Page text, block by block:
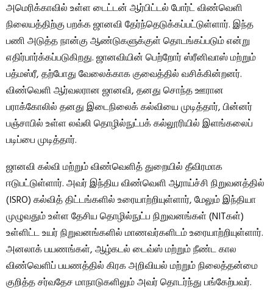
அமெரிக்காவில் உள்ள டைட்டன் ஆர்பிட்டல் போர்ட் விண்வெளி
நிலையத்திற்கு பறக்க ஜானவி தேர்ந்தெடுக்கப்பட்டுள்ளார். இந்த
பணி அடுத்த நான்கு ஆண்டுகளுக்குள் தொடங்கப்படும் என்று
எதிர்பார்க்கப்படுகிறது. ஜானவியின் பெற்றோர் ஸ்ரீனிவாஸ் மற்றும்
பத்மஸ்ரீ, தற்போது வேலைக்காக குவைத்தில் வசிக்கின்றனர்.
விண்வெளி ஆர்வலரான ஜானவி, தனது சொந்த ஊரான
பராக்கோலில் தனது இடைநிலைக் கல்வியை முடித்தார், பின்னர்
பஞ்சாபில் உள்ள லவ்லி தொழில்நுட்பக் கல்லூரியில் இளங்கலைப்
படிப்பை முடித்தார்.
ஜானவி கல்வி மற்றும் விண்வெளித் துறையில் தீவிரமாக
ஈடுபட்டுள்ளார். அவர் இந்திய விண்வெளி ஆராய்ச்சி நிறுவனத்தில்
(ISRO) கல்வித் திட்டங்களில் உரையாற்றியுள்ளார், மேலும் இந்தியா
முழுவதும் உள்ள தேசிய தொழில்நுட்ப நிறுவனங்கள் (NITகள்)
உள்ளிட்ட உயர் நிறுவனங்களில் மாணவர்களிடம் உரையாற்றியுள்ளார்.
அனலாக் பயணங்கள், ஆழ்கடல் டைவ்ஸ் மற்றும் நீண்ட கால
விண்வெளிப் பயணத்தில் கிரக அறிவியல் மற்றும் நிலைத்தன்மை
குறித்த சர்வதேச மாநாடுகளிலும் அவர் தொடர்ந்து பங்கேற்பவர்.